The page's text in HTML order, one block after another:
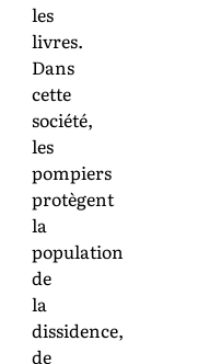
les
livres.
Dans
cette
société,
les
pompiers
protègent
la
population
de
la
dissidence,
de